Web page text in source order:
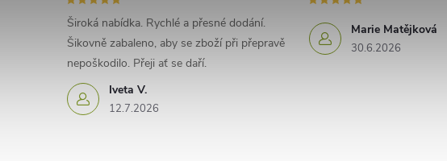
Iveta V.
12.7.2026
Široká nabídka. Rychlé a přesné dodání.
Šikovně zabaleno, aby se zboží při přepravě
nepoškodilo. Přeji ať se daří.
Marie Matějková
30.6.2026